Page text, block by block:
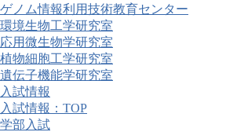
ゲノム情報利用技術教育センター
環境生物工学研究室
応用微生物学研究室
植物細胞工学研究室
遺伝子機能学研究室
入試情報
入試情報：TOP
学部入試